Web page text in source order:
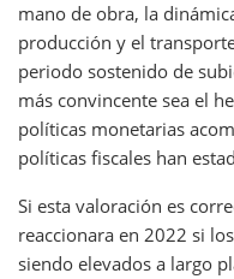
mano de obra, la
producción y el
periodo sostenido de
más convincente sea el
políticas monetarias
políticas fiscales han
Si esta valoración es
reaccionara en 2022 si
siendo elevados a largo